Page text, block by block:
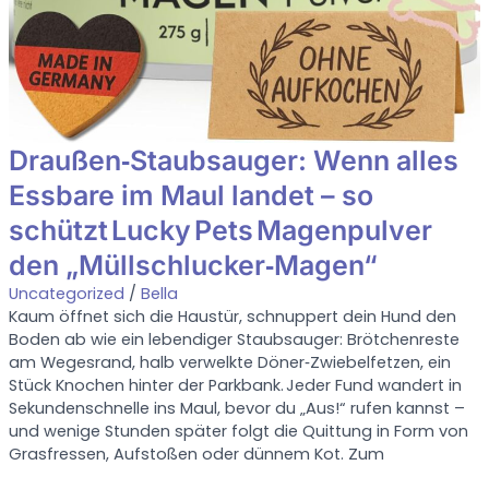
Draußen‑Staubsauger: Wenn alles
Essbare im Maul landet – so
schützt Lucky Pets Magenpulver
den „Müllschlucker‑Magen“
Uncategorized / Bella
Kaum öffnet sich die Haustür, schnuppert dein Hund den
Boden ab wie ein lebendiger Staubsauger: Brötchenreste
am Wegesrand, halb verwelkte Döner‑Zwiebelfetzen, ein
Stück Knochen hinter der Parkbank. Jeder Fund wandert in
Sekundenschnelle ins Maul, bevor du „Aus!“ rufen kannst –
und wenige Stunden später folgt die Quittung in Form von
Grasfressen, Aufstoßen oder dünnem Kot. Zum